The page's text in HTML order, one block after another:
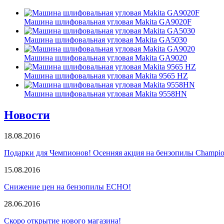
Машина шлифовальная угловая Makita GA9020F
Машина шлифовальная угловая Makita GA5030
Машина шлифовальная угловая Makita GA9020
Машина шлифовальная угловая Makita 9565 HZ
Машина шлифовальная угловая Makita 9558HN
Новости
18.08.2016
Подарки для Чемпионов! Осенняя акция на бензопилы
15.08.2016
Снижение цен на бензопилы ECHO!
28.06.2016
Скоро открытие нового магазина!